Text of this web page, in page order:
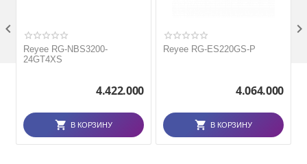
Reyee RG-NBS3200-
24GT4XS
4.422.000
В КОРЗИНУ
Reyee RG-ES220GS-P
4.064.000
В КОРЗИНУ
 